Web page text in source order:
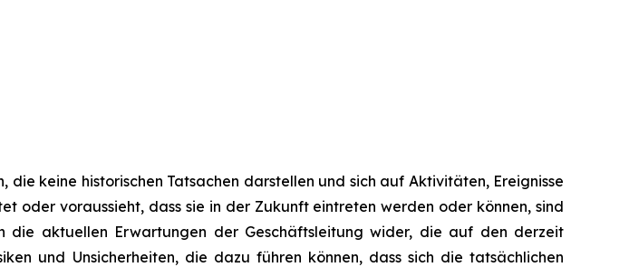
keine historischen Tatsachen darstellen und sich auf Aktivitäten, Ereignisse
oder voraussieht, dass sie in der Zukunft eintreten werden oder können, sind
die aktuellen Erwartungen der Geschäftsleitung wider, die auf den derzeit
und Unsicherheiten, die dazu führen können, dass sich die tatsächlichen